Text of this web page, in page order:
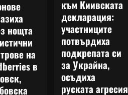
нощта
на
в
към Киивската
декларация:
участниците
потвърдиха
подкрепата си
за Украйна,
осъдиха
руската агресия